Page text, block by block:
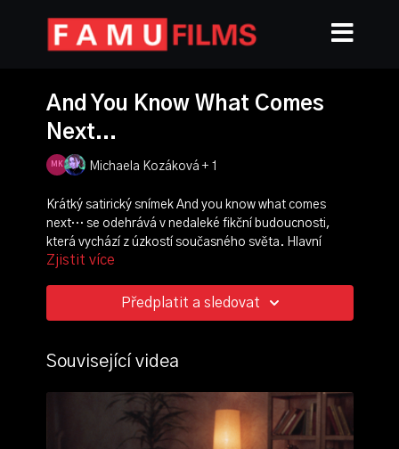
And You Know What Comes
Next...
Michaela Kozáková + 1
Krátký satirický snímek And you know what comes
next… se odehrává v nedaleké fikční budoucnosti,
která vychází z úzkostí současného světa. Hlavní
postavy, tři starší dámy, se ocitají na cestě s neurčitým
vychýleného prostředí postupně eskaluje frustrace z
jejich osobních životů a vzájemných vztahů.
režie, scénář: Michaela Kozáková
Adam Kácha
střih:Tamara Avakyan
Michaela Kozáková
hrají: Helena Brychtová, Hana Strnadová, Regina
Zjistit více
Předplatit a sledovat
Související videa